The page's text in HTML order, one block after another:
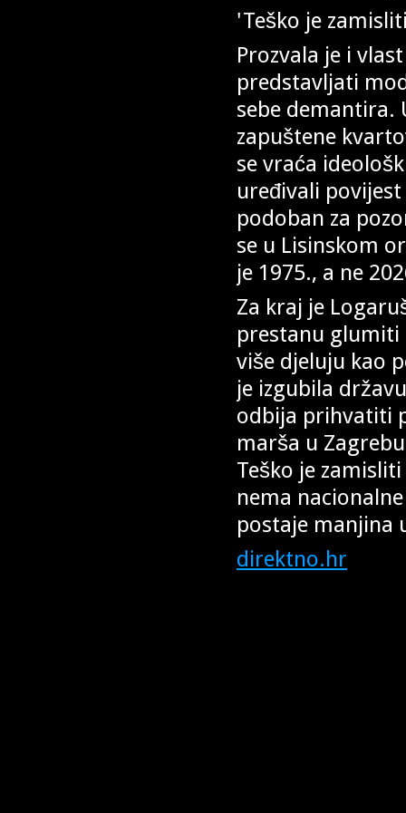
'Teško je
Prozvala je i
predstavljati
sebe demantira.
zapuštene
se vraća
uređivali
podoban za
se u Lisinskom
je 1975., a ne
Za kraj je
prestanu
više djeluju kao
je izgubila
odbija prihvatiti
marša u
Teško je
nema
postaje manjina
direktno.hr